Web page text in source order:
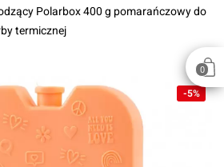
0
Polarbox 400 g pomarańczowy do
termicznej
-5%